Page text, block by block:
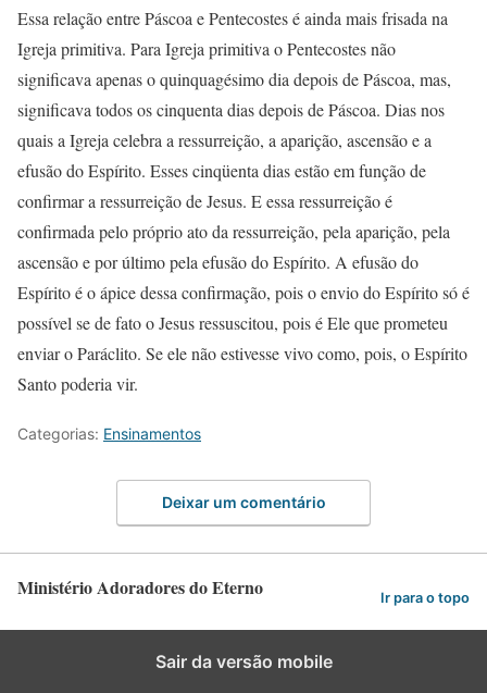
Essa relação entre Páscoa e Pentecostes é ainda mais frisada na
Igreja primitiva. Para Igreja primitiva o Pentecostes não
significava apenas o quinquagésimo dia depois de Páscoa, mas,
significava todos os cinquenta dias depois de Páscoa. Dias nos
quais a Igreja celebra a ressurreição, a aparição, ascensão e a
efusão do Espírito. Esses cinqüenta dias estão em função de
confirmar a ressurreição de Jesus. E essa ressurreição é
confirmada pelo próprio ato da ressurreição, pela aparição, pela
ascensão e por último pela efusão do Espírito. A efusão do
Espírito é o ápice dessa confirmação, pois o envio do Espírito só é
possível se de fato o Jesus ressuscitou, pois é Ele que prometeu
enviar o Paráclito. Se ele não estivesse vivo como, pois, o Espírito
Santo poderia vir.
Categorias: Ensinamentos
Deixar um comentário
Ministério Adoradores do Eterno Ir para o topo
Sair da versão mobile